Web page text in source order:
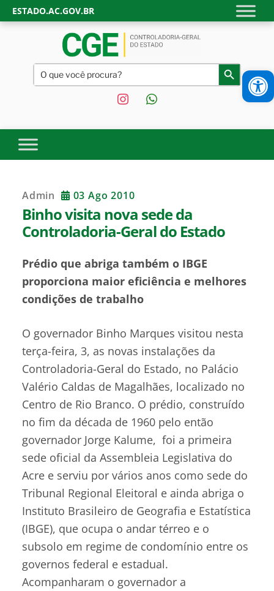
Skip
to
ESTADO.AC.GOV.BR
CONTROLADORIA-GERAL
DO ESTADO DO ACRE |
GOVERNO DO ESTADO DO
Site oficial da Controladoria-Geral do Estado do Acre.
Transparência, controle interno e fiscalização do Governo do
Estado do Acre.
Search
for: Search Button
instagramwhatsapp
Admin 03 Ago 2010
Binho visita nova sede da
Controladoria-Geral do Estado
Prédio que abriga também o IBGE
proporciona maior eficiência e melhores
condições de trabalho
O governador Binho Marques visitou nesta
terça-feira, 3, as novas instalações da
Controladoria-Geral do Estado, no Palácio
Valério Caldas de Magalhães, localizado no
Centro de Rio Branco. O prédio, construído
no fim da década de 1960 pelo então
governador Jorge Kalume, foi a primeira
sede oficial da Assembleia Legislativa do
Acre e serviu por vários anos como sede do
Tribunal Regional Eleitoral e ainda abriga o
Instituto Brasileiro de Geografia e Estatística
(IBGE), que ocupa o andar térreo e o
subsolo em regime de condomínio entre os
governos federal e estadual.
Acompanharam o governador a